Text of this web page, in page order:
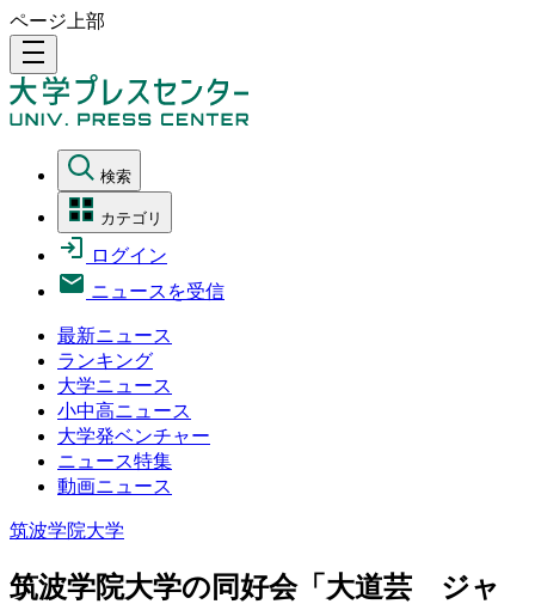
ページ上部
density_medium
検索
カテゴリ
ログイン
ニュースを受信
最新ニュース
ランキング
大学ニュース
小中高ニュース
大学発ベンチャー
ニュース特集
動画ニュース
筑波学院大学
筑波学院大学の同好会「大道芸 ジャ